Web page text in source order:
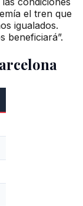
el tren que
igualados.
beneficiará”.